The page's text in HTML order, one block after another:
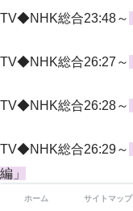
TV◆NHK総合23:48～
TV◆NHK総合26:27～
TV◆NHK総合26:28～
TV◆NHK総合26:29～
編」
ホーム サイトマップ